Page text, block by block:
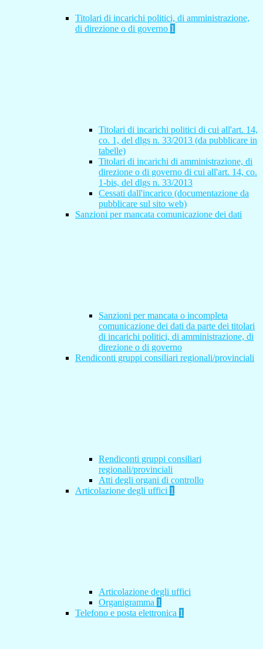
Titolari di incarichi politici, di amministrazione,
di direzione o di governo 1
Titolari di incarichi politici di cui all'art. 14,
co. 1, del dlgs n. 33/2013 (da pubblicare in
tabelle)
Titolari di incarichi di amministrazione, di
direzione o di governo di cui all'art. 14, co.
1-bis, del dlgs n. 33/2013
Cessati dall'incarico (documentazione da
pubblicare sul sito web)
Sanzioni per mancata comunicazione dei dati
Sanzioni per mancata o incompleta
comunicazione dei dati da parte dei titolari
di incarichi politici, di amministrazione, di
direzione o di governo
Rendiconti gruppi consiliari regionali/provinciali
Rendiconti gruppi consiliari
regionali/provinciali
Atti degli organi di controllo
Articolazione degli uffici 1
Articolazione degli uffici
Organigramma 1
Telefono e posta elettronica 1